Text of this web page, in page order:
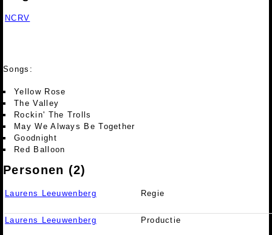
NCRV
Songs:
Yellow Rose
The Valley
Rockin' The Trolls
May We Always Be Together
Goodnight
Red Balloon
Personen (2)
Laurens Leeuwenberg Regie
Laurens Leeuwenberg Productie